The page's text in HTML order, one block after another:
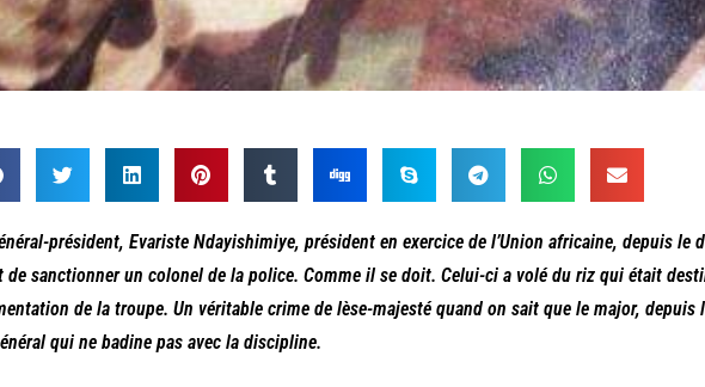
président, Evariste Ndayishimiye, président en exercice de l’Union africaine, depuis le
de sanctionner un colonel de la police. Comme il se doit. Celui-ci a volé du riz qui était
de la troupe. Un véritable crime de lèse-majesté quand on sait que le major, depuis
qui ne badine pas avec la discipline.